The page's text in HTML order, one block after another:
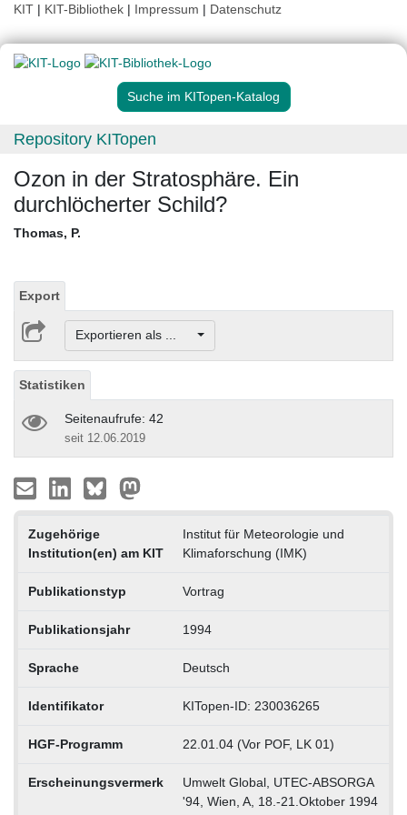
KIT | KIT-Bibliothek | Impressum | Datenschutz
Suche im KITopen-Katalog
Repository KITopen
Ozon in der Stratosphäre. Ein
durchlöcherter Schild?
Thomas, P.
Export
Exportieren als ...
Statistiken
Seitenaufrufe: 42
seit 12.06.2019
Zugehörige
Institution(en) am KIT
Institut für Meteorologie und
Klimaforschung (IMK)
Publikationstyp Vortrag
Publikationsjahr 1994
Sprache Deutsch
Identifikator KITopen-ID: 230036265
HGF-Programm 22.01.04 (Vor POF, LK 01)
Erscheinungsvermerk
Umwelt Global, UTEC-ABSORGA
'94, Wien, A, 18.-21.Oktober 1994